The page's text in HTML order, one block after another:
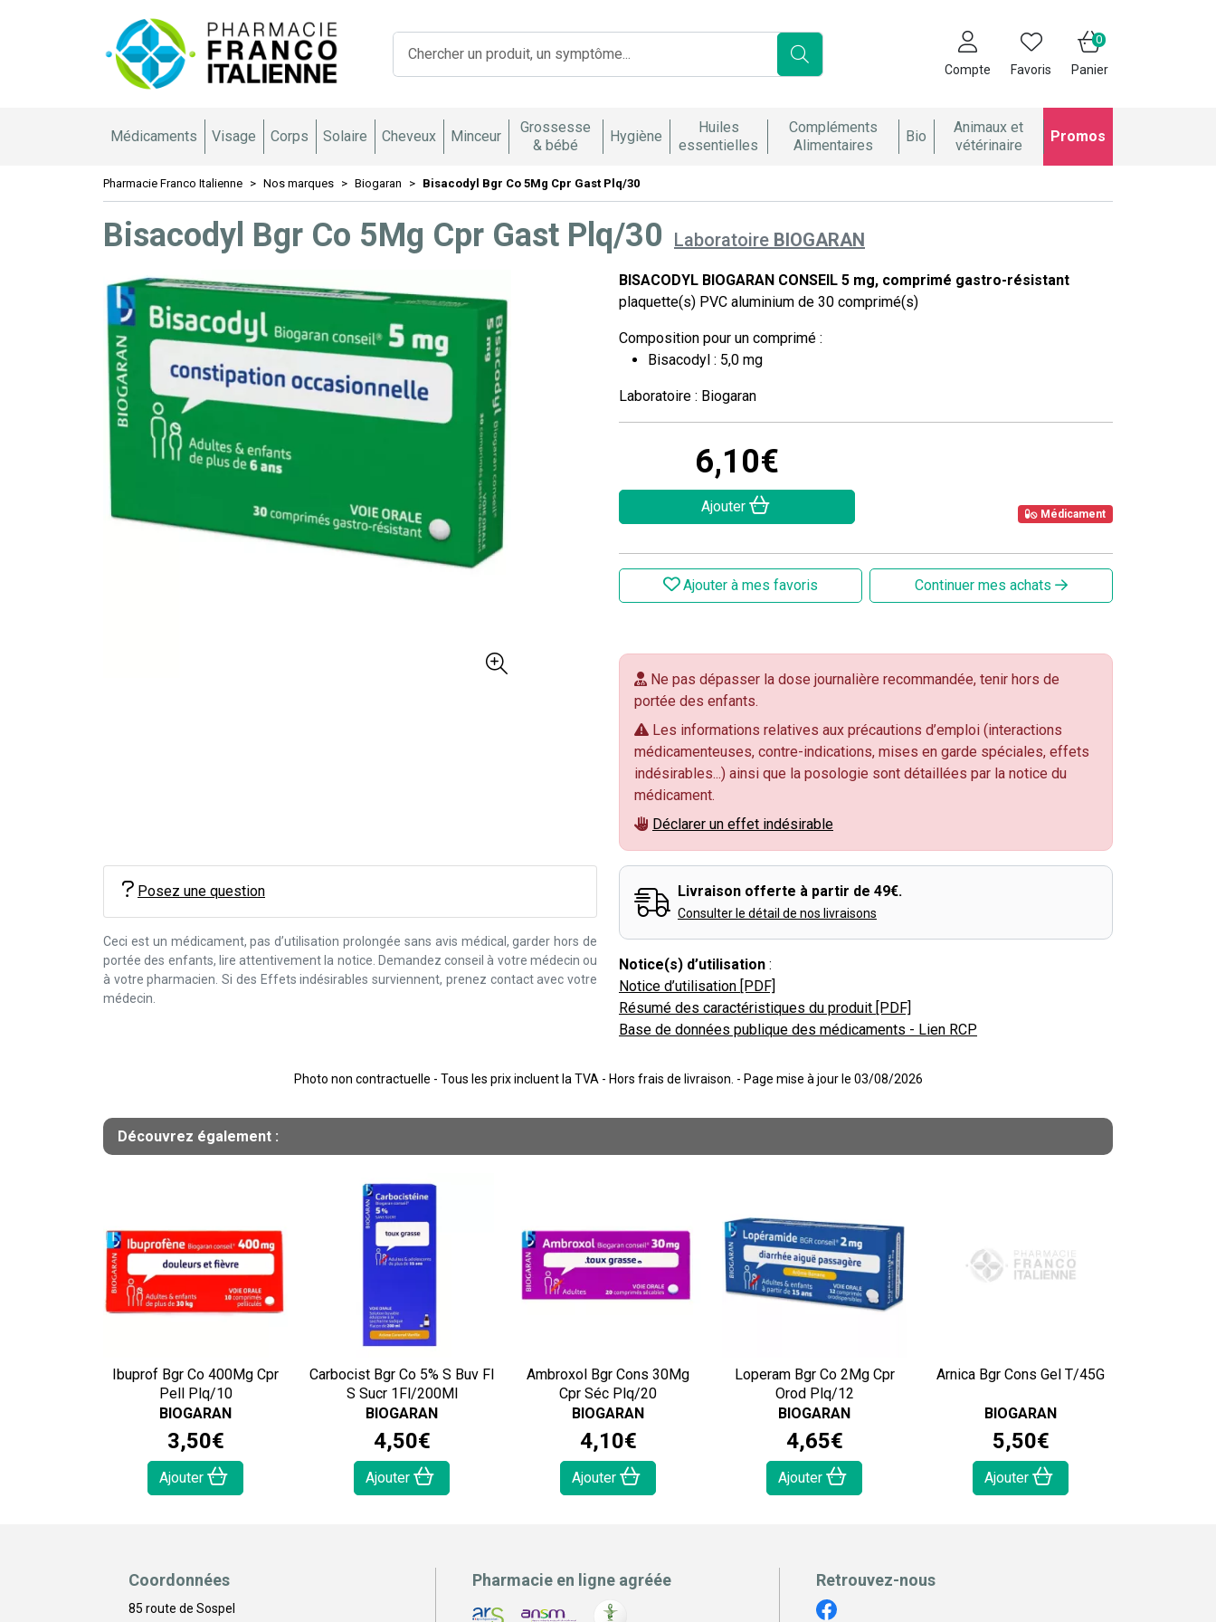
Compte Favoris Panier
0
Médicaments Visage Corps Solaire Cheveux Minceur
Grossesse
& bébé
Hygiène
Huiles
essentielles
Compléments
Alimentaires
Bio
Animaux et
vétérinaire
Promos
Pharmacie Franco Italienne Nos marques Biogaran Bisacodyl Bgr Co 5Mg Cpr Gast Plq/30
Bisacodyl Bgr Co 5Mg Cpr Gast Plq/30 Laboratoire BIOGARAN
BISACODYL BIOGARAN CONSEIL 5 mg, comprimé gastro-résistant
plaquette(s) PVC aluminium de 30 comprimé(s)
Composition pour un comprimé :
Bisacodyl : 5,0 mg
Laboratoire : Biogaran
6,10€
Ajouter Médicament
Ajouter à mes favoris Continuer mes achats
Ne pas dépasser la dose journalière recommandée, tenir hors de
portée des enfants.
Les informations relatives aux précautions d’emploi (interactions
médicamenteuses, contre-indications, mises en garde spéciales, effets
indésirables...) ainsi que la posologie sont détaillées par la notice du
médicament.
Déclarer un effet indésirable
Posez une question
Ceci est un médicament, pas d’utilisation prolongée sans avis médical, garder hors de
portée des enfants, lire attentivement la notice. Demandez conseil à votre médecin ou
à votre pharmacien. Si des Effets indésirables surviennent, prenez contact avec votre
médecin.
Livraison offerte à partir de 49€.
Consulter le détail de nos livraisons
Notice(s) d’utilisation :
Notice d’utilisation [PDF]
Résumé des caractéristiques du produit [PDF]
Base de données publique des médicaments - Lien RCP
Photo non contractuelle - Tous les prix incluent la TVA - Hors frais de livraison. - Page mise à jour le 03/08/2026
Découvrez également :
Ibuprof Bgr Co 400Mg Cpr
Pell Plq/10
BIOGARAN
3,50€
Ajouter
Carbocist Bgr Co 5% S Buv Fl
S Sucr 1Fl/200Ml
BIOGARAN
4,50€
Ajouter
Ambroxol Bgr Cons 30Mg
Cpr Séc Plq/20
BIOGARAN
4,10€
Ajouter
Loperam Bgr Co 2Mg Cpr
Orod Plq/12
BIOGARAN
4,65€
Ajouter
Arnica Bgr Cons Gel T/45G
BIOGARAN
5,50€
Ajouter
Coordonnées
85 route de Sospel
Pharmacie en ligne agréée Retrouvez-nous